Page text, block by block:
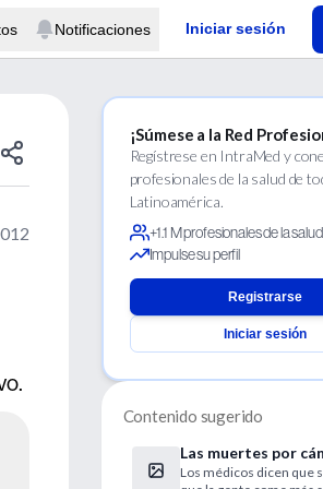
Notificaciones Iniciar sesión
¡Súmese a la Red
Regístrese en IntraMed y
profesionales de la salud de
Latinoamérica.
+1.1 M profesionales de la salud
Impulse su perfil
Registrarse
Iniciar sesión
Contenido sugerido
Las muertes por
bajaron 10% en 30
Los médicos dicen que